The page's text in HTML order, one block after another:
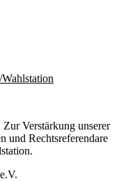
Verstärkung unserer
und Rechtsreferendare